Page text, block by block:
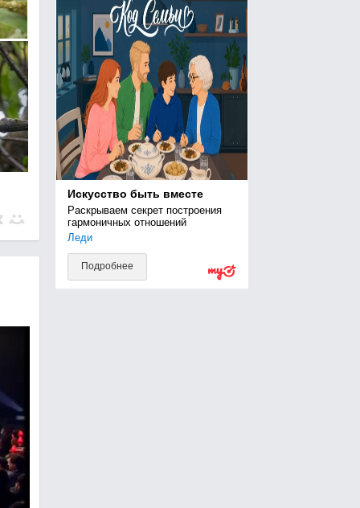
Искусство быть вместе
Раскрываем секрет построения
гармоничных отношений
Леди
Подробнее